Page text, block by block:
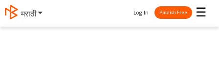
मराठी ☰
Log In Publish Free